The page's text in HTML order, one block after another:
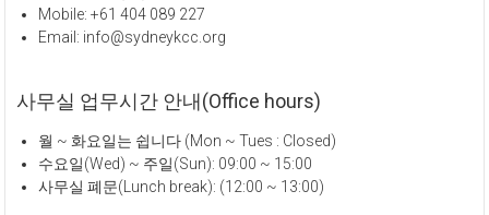
Mobile: +61 404 089 227
Email: info@sydneykcc.org
사무실 업무시간 안내(Office hours)
월 ~ 화요일는 쉽니다 (Mon ~ Tues : Closed)
수요일(Wed) ~ 주일(Sun): 09:00 ~ 15:00
사무실 폐문(Lunch break): (12:00 ~ 13:00)